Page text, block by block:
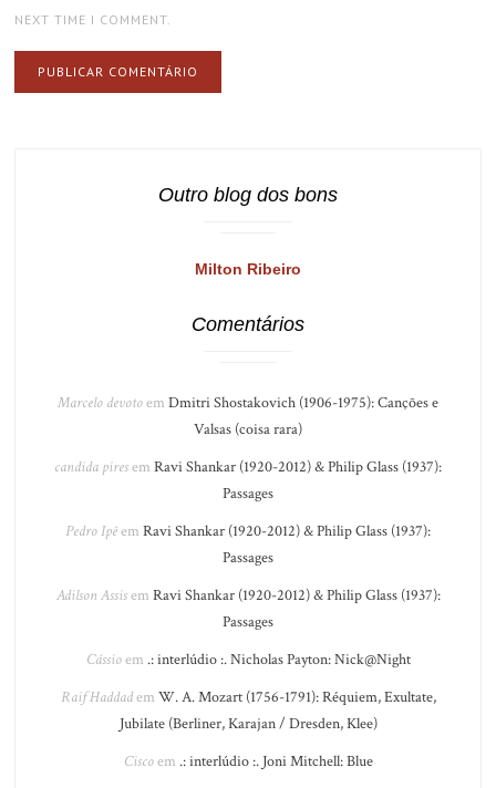
NEXT TIME I COMMENT.
Outro blog dos bons
Milton Ribeiro
Comentários
Marcelo devotoem Dmitri Shostakovich (1906-1975): Canções e
Valsas (coisa rara)
candida piresem Ravi Shankar (1920-2012) & Philip Glass (1937):
Passages
Pedro Ipêem Ravi Shankar (1920-2012) & Philip Glass (1937):
Passages
Adilson Assisem Ravi Shankar (1920-2012) & Philip Glass (1937):
Passages
Cássioem .: interlúdio :. Nicholas Payton: Nick@Night
Raif Haddadem W. A. Mozart (1756-1791): Réquiem, Exultate,
Jubilate (Berliner, Karajan / Dresden, Klee)
Ciscoem .: interlúdio :. Joni Mitchell: Blue